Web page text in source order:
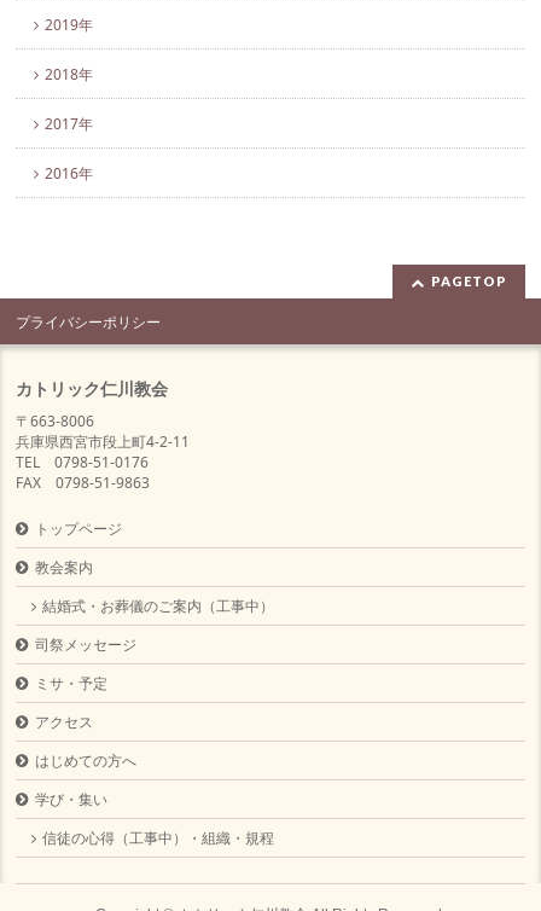
2019年
2018年
2017年
2016年
PAGETOP
プライバシーポリシー
カトリック仁川教会
〒663-8006
兵庫県西宮市段上町4-2-11
TEL 0798-51-0176
FAX 0798-51-9863
トップページ
教会案内
結婚式・お葬儀のご案内（工事中）
司祭メッセージ
ミサ・予定
アクセス
はじめての方へ
学び・集い
信徒の心得（工事中）・組織・規程